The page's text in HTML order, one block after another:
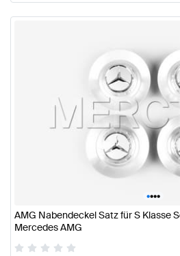
••••
AMG Nabendeckel Satz für S Klasse
Mercedes AMG